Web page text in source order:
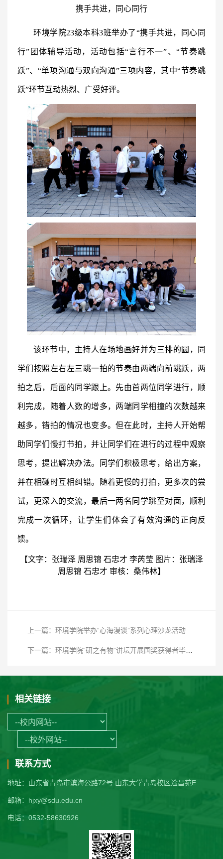
携手共进，同心同行
环境学院23级本科3班举办了“携手共进，同心同
行”团体辅导活动，活动包括“言行不一”、“节奏跳
跃”、“单项沟通与双向沟通”三项内容，其中“节奏跳
跃”环节互动热烈、广受好评。
该环节中，主持人在场地画好并为三排的圆，同
学们按照左右左三跳一拍的节奏由两端向前跳跃，两
拍之后，后面的同学跟上。先由首两位同学进行，顺
利完成，随着人数的增多，两端同学相撞的次数越来
越多，错拍的情况也变多。但在此时，主持人开始帮
助同学们慢打节拍，并让同学们在进行的过程中观察
思考，提出解决办法。同学们积极思考，给出方案，
并在相碰时互相纠错。随着更慢的打拍，更多次的尝
试，更深入的交流，最后一两名同学跳至对面，顺利
完成一次循环，让学生们体会了有效沟通的正向反
馈。
【文字：张瑞泽 周思锦 石忠才 李芮莹 图片： 张瑞泽
周思锦 石忠才 审核：桑伟林】
上一篇：环境学院举办“心海漫谈”系列心理沙龙活动
相关链接
联系方式
地址：山东省青岛市滨海公路72号 山东大学青岛校区淦昌苑E
邮箱：hjxy@sdu.edu.cn
电话：0532-58630926